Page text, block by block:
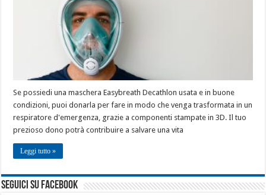
Se possiedi una maschera Easybreath Decathlon usata e in buone
condizioni, puoi donarla per fare in modo che venga trasformata in un
respiratore d'emergenza, grazie a componenti stampate in 3D. Il tuo
prezioso dono potrà contribuire a salvare una vita
Leggi tutto »
seguici su facebook